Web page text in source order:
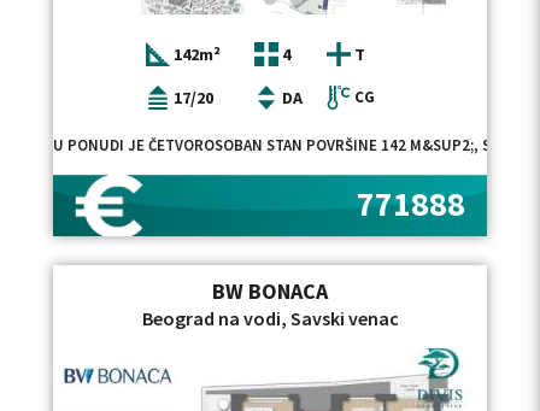
142m² 4
T
17/20
DA CG
U PONUDI JE ČETVOROSOBAN STAN POVRŠINE 142 M&SUP2;,
771888
BW BONACA
Beograd na vodi, Savski venac